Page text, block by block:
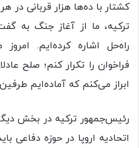
کشتار با ده‌ها هزار قربانی در
ترکیه، ما از آغاز جنگ به
راه‌حل اشاره کرده‌ایم.
فراخوان را تکرار کنم؛ صلح
ابراز می‌کنم که آماده‌ایم
رئیس‌جمهور ترکیه در بخش
اتحادیه اروپا در حوزه دفاعی